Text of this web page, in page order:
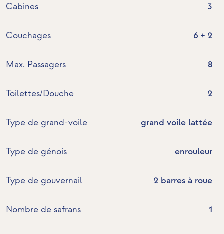
Cabines 3
Couchages 6 + 2
Max. Passagers 8
Toilettes/Douche 2
Type de grand-voile grand voile lattée
Type de génois enrouleur
Type de gouvernail 2 barres à roue
Nombre de safrans 1